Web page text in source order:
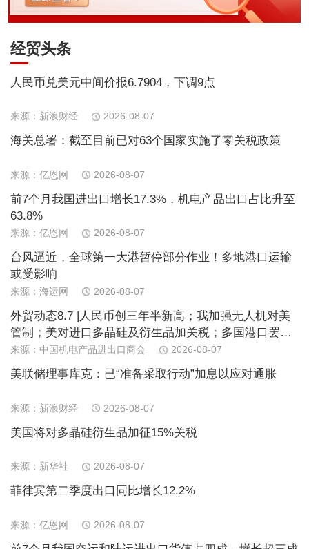
经贸头条
人民币兑美元中间价报6.7904，下调9点
来源：新浪财经 2026-08-07
海关总署：截至目前已对63个国家实施了零关税政策
来源：亿恩网 2026-08-07
前7个月我国进出口增长17.3%，机电产品出口占比升至
63.8%
来源：亿恩网 2026-08-07
台风逼近，全球第一大港暂停部分作业！多地港口运输
或受影响
来源：海运网 2026-08-07
外贸动态8.7 |人民币创三年半新高；我加强无人机对美
管制；美对进口多晶硅及衍生品加关税；多国港口罢
工；日消费连续下滑；欧PPI近期首跌
来源：中国机电产品进出口商会 2026-08-07
美联储理事库克：已“准备采取行动”加息以应对通胀
来源：新浪财经 2026-08-07
美国将对多晶硅衍生品加征15%关税
来源：新华社 2026-08-07
菲律宾第二季度出口同比增长12.2%
来源：亿恩网 2026-08-07